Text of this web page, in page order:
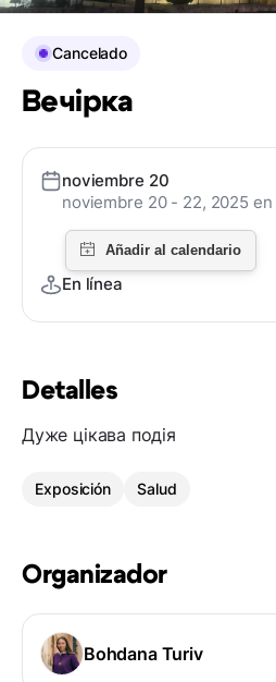
Detalles
Дуже цікава подія
Exposición Salud
Organizador
Bohdana Turiv
Cancelado
Вечірка
noviembre 20
noviembre 20 - 22, 2025
En línea